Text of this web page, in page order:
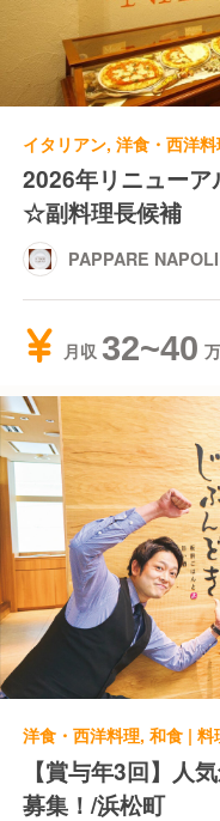
2026年リニュー
☆副料理長候補
PAPPARE NAPOLI
月収 32~40
【賞与年3回】人
募集！/浜松町